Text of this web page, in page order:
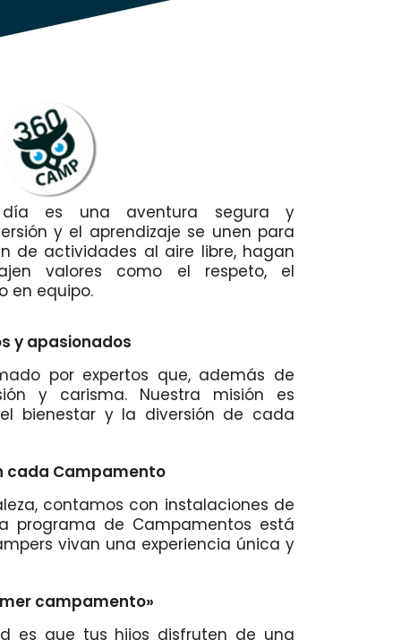
es una aventura segura y
y el aprendizaje se unen para
de actividades al aire libre, hagan
valores como el respeto, el
en equipo.
y apasionados
por expertos que, además de
y carisma. Nuestra misión es
bienestar y la diversión de cada
cada Campamento
contamos con instalaciones de
programa de Campamentos está
vivan una experiencia única y
campamento»
es que tus hijos disfruten de una